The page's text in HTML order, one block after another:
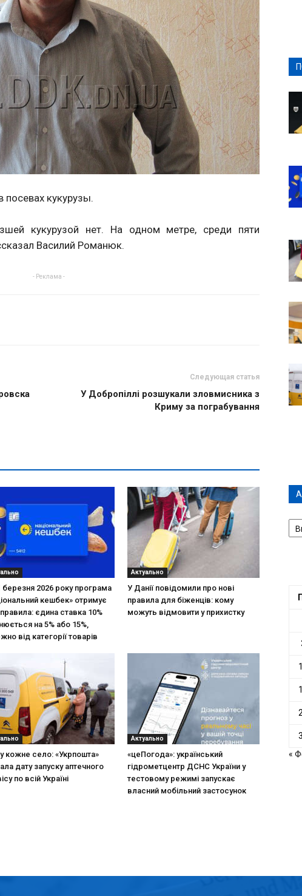
посевах кукурузы.
кукурузой нет. На одном метре, среди пяти
Василий Романюк.
- Реклама -
Следующая статья
У Добропіллі розшукали зловмисника з
Криму за пограбування
березня 2026 року програма
кешбек» отримує
правила: єдина ставка 10%
на 5% або 15%,
від категорії товарів
Актуально
У Данії повідомили про нові
правила для біженців: кому
можуть відмовити у прихистку
у кожне село: «Укрпошта»
дату запуску аптечного
по всій Україні
Актуально
«цеПогода»: український
гідрометцентр ДСНС України у
тестовому режимі запускає
власний мобільний застосунок
ПО
«